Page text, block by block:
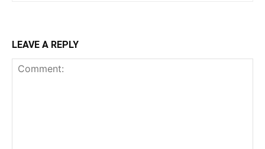
LEAVE A REPLY